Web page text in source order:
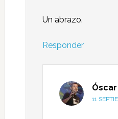
Un abrazo.
Responder
Óscar
11